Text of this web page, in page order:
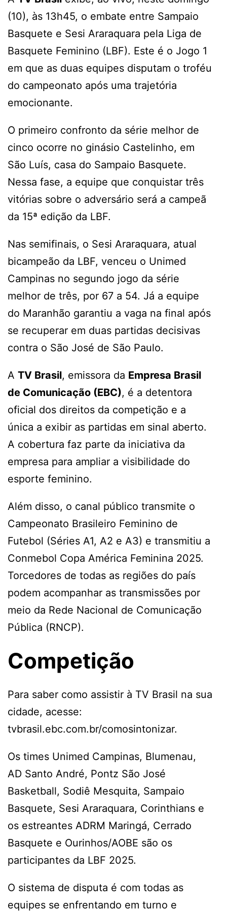
(10), às 13h45, o embate entre Sampaio
Basquete e Sesi Araraquara pela Liga de
Basquete Feminino (LBF). Este é o Jogo 1
em que as duas equipes disputam o troféu
do campeonato após uma trajetória
emocionante.
O primeiro confronto da série melhor de
cinco ocorre no ginásio Castelinho, em
São Luís, casa do Sampaio Basquete.
Nessa fase, a equipe que conquistar três
vitórias sobre o adversário será a campeã
da 15ª edição da LBF.
Nas semifinais, o Sesi Araraquara, atual
bicampeão da LBF, venceu o Unimed
Campinas no segundo jogo da série
melhor de três, por 67 a 54. Já a equipe
do Maranhão garantiu a vaga na final após
se recuperar em duas partidas decisivas
contra o São José de São Paulo.
A TV Brasil, emissora da Empresa Brasil
de Comunicação (EBC), é a detentora
oficial dos direitos da competição e a
única a exibir as partidas em sinal aberto.
A cobertura faz parte da iniciativa da
empresa para ampliar a visibilidade do
esporte feminino.
Além disso, o canal público transmite o
Campeonato Brasileiro Feminino de
Futebol (Séries A1, A2 e A3) e transmitiu a
Conmebol Copa América Feminina 2025.
Torcedores de todas as regiões do país
podem acompanhar as transmissões por
meio da Rede Nacional de Comunicação
Pública (RNCP).
Competição
Para saber como assistir à TV Brasil na sua
cidade, acesse:
tvbrasil.ebc.com.br/comosintonizar.
Os times Unimed Campinas, Blumenau,
AD Santo André, Pontz São José
Basketball, Sodiê Mesquita, Sampaio
Basquete, Sesi Araraquara, Corinthians e
os estreantes ADRM Maringá, Cerrado
Basquete e Ourinhos/AOBE são os
participantes da LBF 2025.
O sistema de disputa é com todas as
equipes se enfrentando em turno e